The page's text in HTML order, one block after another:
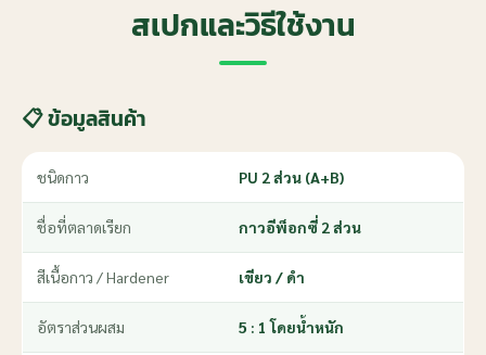
สเปกและวิธีใช้งาน
📋 ข้อมูลสินค้า
ชนิดกาว PU 2 ส่วน (A+B)
ชื่อที่ตลาดเรียก กาวอีพ็อกซี่ 2 ส่วน
สีเนื้อกาว / Hardener เขียว / ดำ
อัตราส่วนผสม 5 : 1 โดยน้ำหนัก